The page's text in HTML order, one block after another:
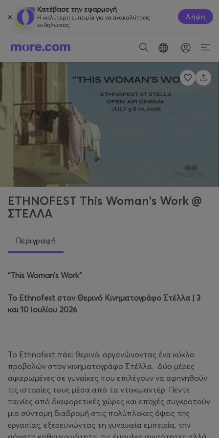
Κατέβασε την εφαρμογή
Η καλύτερη εμπειρία για να ανακαλύπτεις
εκδηλώσεις.
Λήψη
ETHNOFEST This Woman's Work @
ΣΤΕΛΛΑ
Περιγραφή
“This Woman’s Work”
Το Ethnofest στον Θερινό Κινηματογράφο Στέλλα | 3
και 10 Ιουλίου 2026
Το Ethnofest πάει θερινό, οργανώνοντας ένα κύκλο
προβολών στον κινηματογράφο Στέλλα. Δύο μέρες
αφιερωμένες σε γυναίκες που επιλέγουν να αφηγηθούν
τις ιστορίες τους μέσα από τα ντοκιμαντέρ. Πέντε
ταινίες από διαφορετικές χώρες και εποχές συγκροτούν
μια σύντομη διαδρομή στις πολύπλοκες όψεις της
εργασίας, εξερευνώντας τη γυναικεία εμπειρία, την